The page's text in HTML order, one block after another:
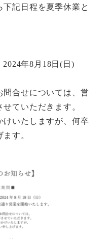
記日程を夏季休業と
年8月18日(日)
問合せについては、営
ていただきます。
けいたしますが、何卒
す。